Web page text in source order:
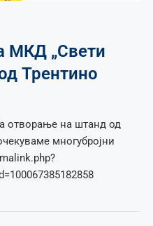
МКД „Свети
Трентино
отворање на штанд од
многубројни